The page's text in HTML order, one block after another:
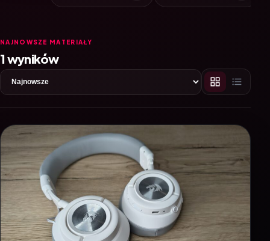
NAJNOWSZE MATERIAŁY
1 wyników